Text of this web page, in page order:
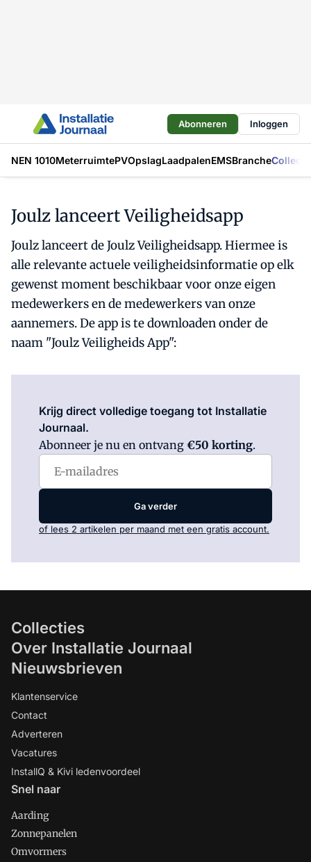
Abonneren Inloggen
NEN 1010MeterruimtePVOpslagLaadpalenEMSBranche
Joulz lanceert Veiligheidsapp
Joulz lanceert de Joulz Veiligheidsapp. Hiermee is
alle relevante actuele veiligheidsinformatie op elk
gewenst moment beschikbaar voor onze eigen
medewerkers en de medewerkers van onze
aannemers. De app is te downloaden onder de
naam "Joulz Veiligheids App":
Krijg direct volledige toegang tot Installatie
Journaal.
Abonneer je nu en ontvang €50 korting.
Ga verder
of lees 2 artikelen per maand met een gratis account.
Collecties
Over Installatie Journaal
Nieuwsbrieven
Klantenservice
Contact
Adverteren
Vacatures
InstallQ & Kivi ledenvoordeel
Snel naar
Aarding
Zonnepanelen
Omvormers